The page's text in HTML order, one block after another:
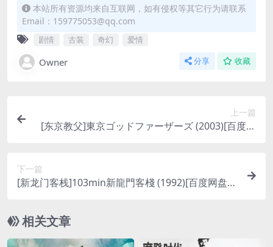
本站所有资源均来自互联网，如有侵权等其它行为请联系
Email：159775053@qq.com
剧情 古装 奇幻 爱情
Owner 分享 收藏
上一篇
[东京教父]東京ゴッドファーザーズ (2003)[百度网
下一篇
[新龙门客栈]103min新龍門客棧 (1992)[百度网盘
语中字]
相关文章